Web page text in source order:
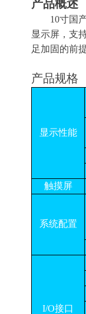
产品概述
10寸国
显示屏， 支
足加固的前
产品规格
显示性能
触摸屏
系统配置
I/O接口